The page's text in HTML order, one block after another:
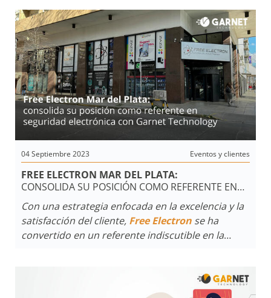
llevaron a cabo un evento exclusivo el 5 de
septiembre, en el cual se exploraron las últimas
tendencias en seguridad electrónica y se
presentaron las innovadoras soluciones de
Garnet Technology.
04 Septiembre 2023 Eventos y clientes
FREE ELECTRON MAR DEL PLATA:
CONSOLIDA SU POSICIÓN COMO REFERENTE EN
SEGURIDAD ELECTRÓNICA CON GARNET
TECHNOLOGY
Con una estrategia enfocada en la excelencia y la
satisfacción del cliente, Free Electron se ha
convertido en un referente indiscutible en la